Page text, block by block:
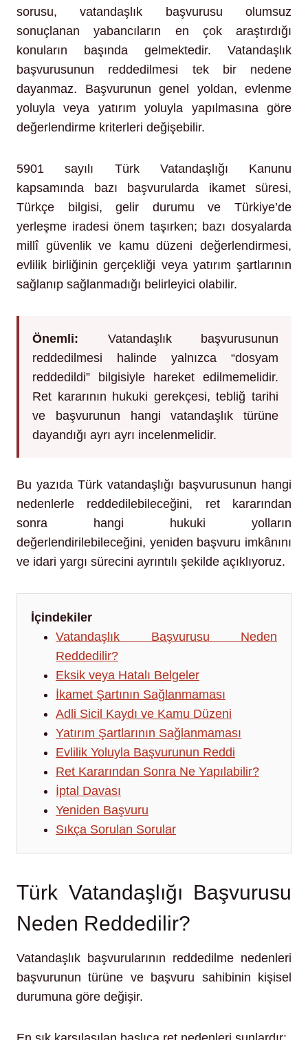
sorusu, vatandaşlık başvurusu olumsuz
sonuçlanan yabancıların en çok araştırdığı
konuların başında gelmektedir. Vatandaşlık
başvurusunun reddedilmesi tek bir nedene
dayanmaz. Başvurunun genel yoldan, evlenme
yoluyla veya yatırım yoluyla yapılmasına göre
değerlendirme kriterleri değişebilir.
5901 sayılı Türk Vatandaşlığı Kanunu
kapsamında bazı başvurularda ikamet süresi,
Türkçe bilgisi, gelir durumu ve Türkiye’de
yerleşme iradesi önem taşırken; bazı dosyalarda
millî güvenlik ve kamu düzeni değerlendirmesi,
evlilik birliğinin gerçekliği veya yatırım şartlarının
sağlanıp sağlanmadığı belirleyici olabilir.
Önemli: Vatandaşlık başvurusunun
reddedilmesi halinde yalnızca “dosyam
reddedildi” bilgisiyle hareket edilmemelidir.
Ret kararının hukuki gerekçesi, tebliğ tarihi
ve başvurunun hangi vatandaşlık türüne
dayandığı ayrı ayrı incelenmelidir.
Bu yazıda Türk vatandaşlığı başvurusunun hangi
nedenlerle reddedilebileceğini, ret kararından
sonra hangi hukuki yolların
değerlendirilebileceğini, yeniden başvuru imkânını
ve idari yargı sürecini ayrıntılı şekilde açıklıyoruz.
İçindekiler
Vatandaşlık Başvurusu Neden
Reddedilir?
Eksik veya Hatalı Belgeler
İkamet Şartının Sağlanmaması
Adli Sicil Kaydı ve Kamu Düzeni
Yatırım Şartlarının Sağlanmaması
Evlilik Yoluyla Başvurunun Reddi
Ret Kararından Sonra Ne Yapılabilir?
İptal Davası
Yeniden Başvuru
Sıkça Sorulan Sorular
Türk Vatandaşlığı Başvurusu
Neden Reddedilir?
Vatandaşlık başvurularının reddedilme nedenleri
başvurunun türüne ve başvuru sahibinin kişisel
durumuna göre değişir.